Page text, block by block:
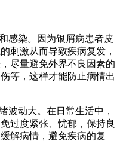
感染。因为银屑病患者皮
刺激从而导致疾病复发，
尽量避免外界不良因素的
等，这样才能防止病情出
波动大。在日常生活中，
过度紧张、忧郁，保持良
解病情，避免疾病的复